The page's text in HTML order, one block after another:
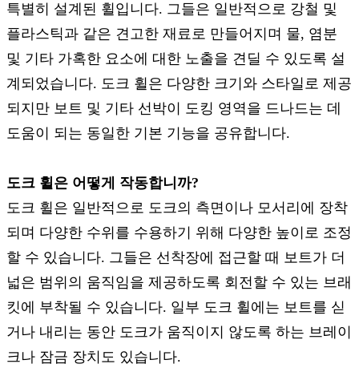
특별히 설계된 휠입니다. 그들은 일반적으로 강철 및
플라스틱과 같은 견고한 재료로 만들어지며 물, 염분
및 기타 가혹한 요소에 대한 노출을 견딜 수 있도록 설
계되었습니다. 도크 휠은 다양한 크기와 스타일로 제공
되지만 보트 및 기타 선박이 도킹 영역을 드나드는 데
도움이 되는 동일한 기본 기능을 공유합니다.
도크 휠은 어떻게 작동합니까?
도크 휠은 일반적으로 도크의 측면이나 모서리에 장착
되며 다양한 수위를 수용하기 위해 다양한 높이로 조정
할 수 있습니다. 그들은 선착장에 접근할 때 보트가 더
넓은 범위의 움직임을 제공하도록 회전할 수 있는 브래
킷에 부착될 수 있습니다. 일부 도크 휠에는 보트를 싣
거나 내리는 동안 도크가 움직이지 않도록 하는 브레이
크나 잠금 장치도 있습니다.